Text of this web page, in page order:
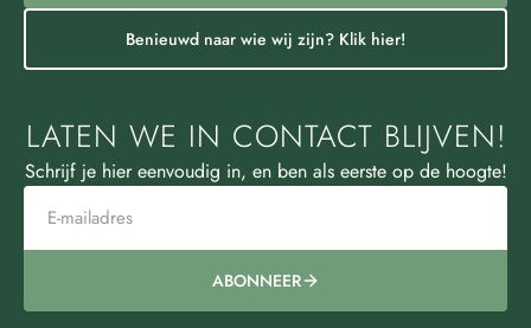
Benieuwd naar wie wij zijn? Klik hier!
LATEN WE IN CONTACT BLIJVEN!
Schrijf je hier eenvoudig in, en ben als eerste op de hoogte!
ABONNEER